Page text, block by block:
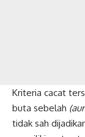
Kriteria cacat
buta sebelah
tidak sah